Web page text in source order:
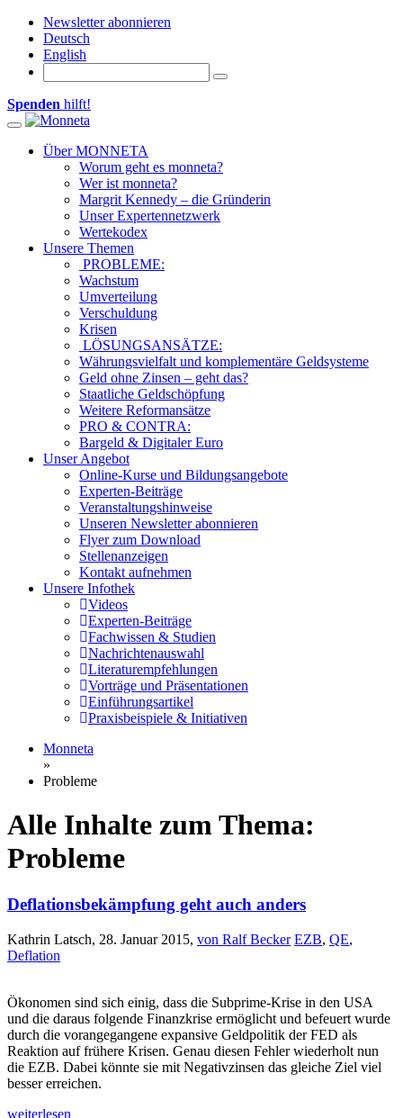
Newsletter abonnieren
Deutsch
English
Spenden hilft!
Toggle navigation
Über MONNETA
Worum geht es monneta?
Wer ist monneta?
Margrit Kennedy – die Gründerin
Unser Expertennetzwerk
Wertekodex
Unsere Themen
PROBLEME:
Wachstum
Umverteilung
Verschuldung
Krisen
LÖSUNGSANSÄTZE:
Währungsvielfalt und komplementäre Geldsysteme
Geld ohne Zinsen – geht das?
Staatliche Geldschöpfung
Weitere Reformansätze
PRO & CONTRA:
Bargeld & Digitaler Euro
Unser Angebot
Online-Kurse und Bildungsangebote
Experten-Beiträge
Veranstaltungshinweise
Unseren Newsletter abonnieren
Flyer zum Download
Stellenanzeigen
Kontakt aufnehmen
Unsere Infothek
Videos
Experten-Beiträge
Fachwissen & Studien
Nachrichtenauswahl
Literaturempfehlungen
Vorträge und Präsentationen
Einführungsartikel
Praxisbeispiele & Initiativen
Monneta
»
Probleme
Alle Inhalte zum Thema:
Probleme
Deflationsbekämpfung geht auch anders
Kathrin Latsch, 28. Januar 2015, von Ralf Becker EZB, QE,
Deflation
Ökonomen sind sich einig, dass die Subprime-Krise in den USA
und die daraus folgende Finanzkrise ermöglicht und befeuert wurde
durch die vorangegangene expansive Geldpolitik der FED als
Reaktion auf frühere Krisen. Genau diesen Fehler wiederholt nun
die EZB. Dabei könnte sie mit Negativzinsen das gleiche Ziel viel
besser erreichen.
weiterlesen